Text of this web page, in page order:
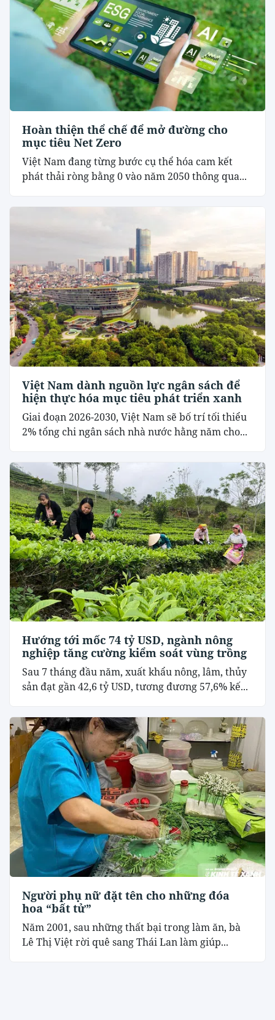
Hoàn thiện thể chế để mở đường cho
mục tiêu Net Zero
Việt Nam đang từng bước cụ thể hóa cam kết
phát thải ròng bằng 0 vào năm 2050 thông qua...
Việt Nam dành nguồn lực ngân sách để
hiện thực hóa mục tiêu phát triển xanh
Giai đoạn 2026-2030, Việt Nam sẽ bố trí tối thiểu
2% tổng chi ngân sách nhà nước hằng năm cho...
Hướng tới mốc 74 tỷ USD, ngành nông
nghiệp tăng cường kiểm soát vùng trồng
Sau 7 tháng đầu năm, xuất khẩu nông, lâm, thủy
sản đạt gần 42,6 tỷ USD, tương đương 57,6% kế...
Người phụ nữ đặt tên cho những đóa
hoa “bất tử”
Năm 2001, sau những thất bại trong làm ăn, bà
Lê Thị Việt rời quê sang Thái Lan làm giúp...